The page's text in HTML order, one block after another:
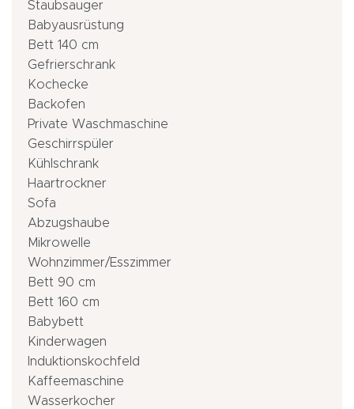
Staubsauger
Babyausrüstung
Bett 140 cm
Gefrierschrank
Kochecke
Backofen
Private Waschmaschine
Geschirrspüler
Kühlschrank
Haartrockner
Sofa
Abzugshaube
Mikrowelle
Wohnzimmer/Esszimmer
Bett 90 cm
Bett 160 cm
Babybett
Kinderwagen
Induktionskochfeld
Kaffeemaschine
Wasserkocher